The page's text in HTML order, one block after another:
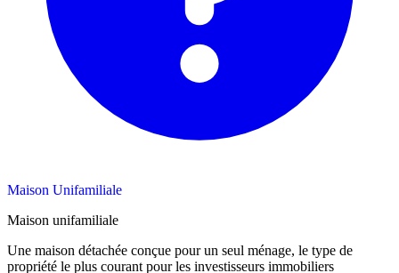
Maison Unifamiliale
Maison unifamiliale
Une maison détachée conçue pour un seul ménage, le type de
propriété le plus courant pour les investisseurs immobiliers